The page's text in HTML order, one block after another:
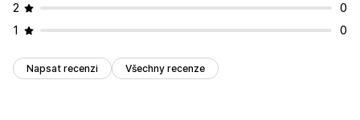
2
0
1
0
Napsat recenzi Všechny recenze